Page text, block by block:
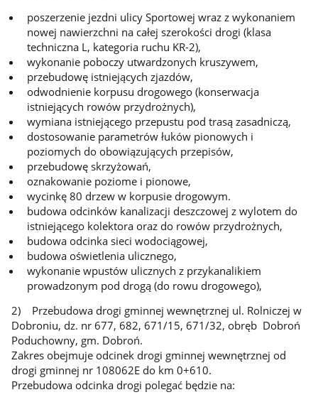
poszerzenie jezdni ulicy Sportowej wraz z wykonaniem
nowej nawierzchni na całej szerokości drogi (klasa
techniczna L, kategoria ruchu KR-2),
wykonanie poboczy utwardzonych kruszywem,
przebudowę istniejących zjazdów,
odwodnienie korpusu drogowego (konserwacja
istniejących rowów przydrożnych),
wymiana istniejącego przepustu pod trasą zasadniczą,
dostosowanie parametrów łuków pionowych i
poziomych do obowiązujących przepisów,
przebudowę skrzyżowań,
oznakowanie poziome i pionowe,
wycinkę 80 drzew w korpusie drogowym.
budowa odcinków kanalizacji deszczowej z wylotem do
istniejącego kolektora oraz do rowów przydrożnych,
budowa odcinka sieci wodociągowej,
budowa oświetlenia ulicznego,
wykonanie wpustów ulicznych z przykanalikiem
prowadzonym pod drogą (do rowu drogowego),
2) Przebudowa drogi gminnej wewnętrznej ul. Rolniczej w
Dobroniu, dz. nr 677, 682, 671/15, 671/32, obręb Dobroń
Poduchowny, gm. Dobroń.
Zakres obejmuje odcinek drogi gminnej wewnętrznej od
drogi gminnej nr 108062E do km 0+610.
Przebudowa odcinka drogi polegać będzie na: